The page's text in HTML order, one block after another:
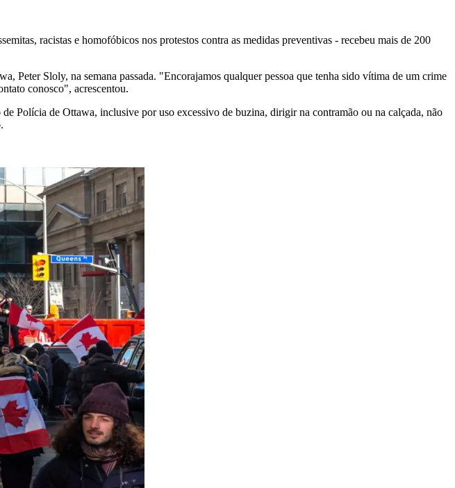
racistas e homofóbicos nos protestos contra as medidas preventivas - recebeu mais de 200
Peter Sloly, na semana passada. "Encorajamos qualquer pessoa que tenha sido vítima de um crime
conosco", acrescentou.
Polícia de Ottawa, inclusive por uso excessivo de buzina, dirigir na contramão ou na calçada, não